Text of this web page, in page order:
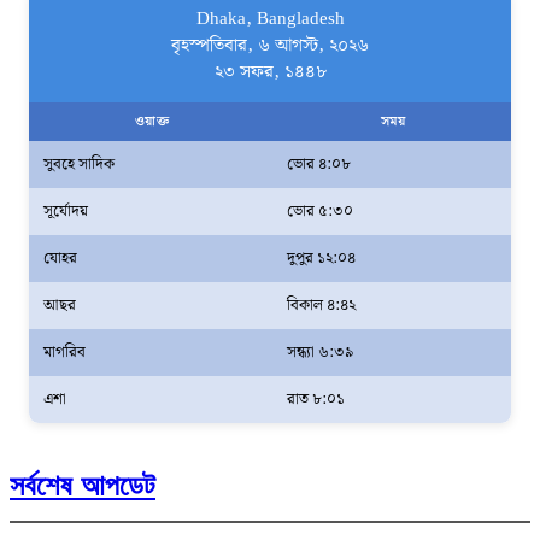
Dhaka, Bangladesh
বৃহস্পতিবার, ৬ আগস্ট, ২০২৬
২৩ সফর, ১৪৪৮
ওয়াক্ত সময়
সুবহে সাদিক
ভোর ৪:০৮
সূর্যোদয়
ভোর ৫:৩০
যোহর
দুপুর ১২:০৪
আছর
বিকাল ৪:৪২
মাগরিব
সন্ধ্যা ৬:৩৯
এশা
রাত ৮:০১
সর্বশেষ আপডেট